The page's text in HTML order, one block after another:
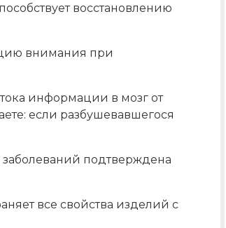
восстановлению
внимания при
информации в мозг от
если разбушевавшегося
подтверждена
все свойства изделий с